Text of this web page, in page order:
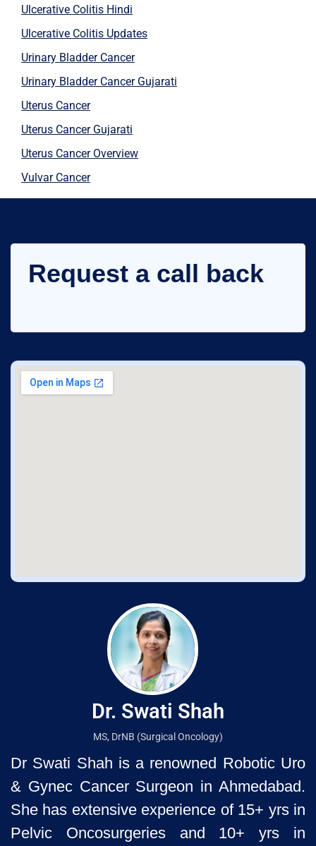
Ulcerative Colitis Hindi
Ulcerative Colitis Updates
Urinary Bladder Cancer
Urinary Bladder Cancer Gujarati
Uterus Cancer
Uterus Cancer Gujarati
Uterus Cancer Overview
Vulvar Cancer
Request a call back
Dr. Swati Shah
MS, DrNB (Surgical Oncology)
Dr Swati Shah is a renowned Robotic Uro
& Gynec Cancer Surgeon in Ahmedabad.
She has extensive experience of 15+ yrs in
Pelvic Oncosurgeries and 10+ yrs in